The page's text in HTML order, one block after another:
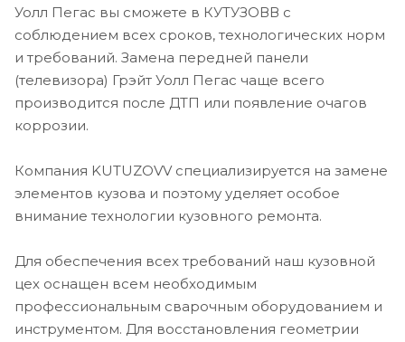
Уолл Пегас вы сможете в КУТУЗОВВ с
соблюдением всех сроков, технологических норм
и требований. Замена передней панели
(телевизора) Грэйт Уолл Пегас чаще всего
производится после ДТП или появление очагов
коррозии.
Компания KUTUZOVV специализируется на замене
элементов кузова и поэтому уделяет особое
внимание технологии кузовного ремонта.
Для обеспечения всех требований наш кузовной
цех оснащен всем необходимым
профессиональным сварочным оборудованием и
инструментом. Для восстановления геометрии